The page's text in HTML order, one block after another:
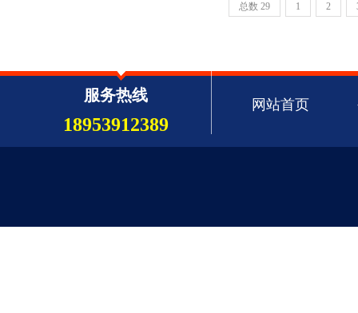
总数 29 1 2
服务热线
18953912389
网站首页